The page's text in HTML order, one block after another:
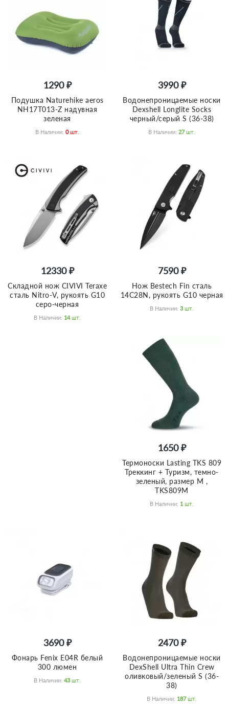
1290 ₽
Подушка Naturehike aeros
NH17T013-Z надувная
зеленая
В Наличии: 0 Шт.
3990 ₽
Водонепроницаемые носки
Dexshell Longlite Socks
черный/серый S (36-38)
В Наличии: 27 Шт.
12330 ₽
Складной нож CIVIVI Teraxe
сталь Nitro-V, рукоять G10
серо-черная
В Наличии: 14 Шт.
7590 ₽
Нож Bestech Fin сталь
14C28N, рукоять G10 черная
В Наличии: 3 Шт.
1650 ₽
Термоноски Lasting TKS 809
Треккинг + Туризм, темно-
зеленый, размер M ,
TKS809M
В Наличии: 1 Шт.
3690 ₽
Фонарь Fenix E04R белый
300 люмен
В Наличии: 43 Шт.
2470 ₽
Водонепроницаемые носки
DexShell Ultra Thin Crew
оливковый/зеленый S (36-
38)
В Наличии: 187 Шт.